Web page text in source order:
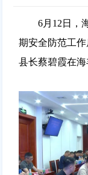
6月12日，
期安全防范工
县长蔡碧霞在海